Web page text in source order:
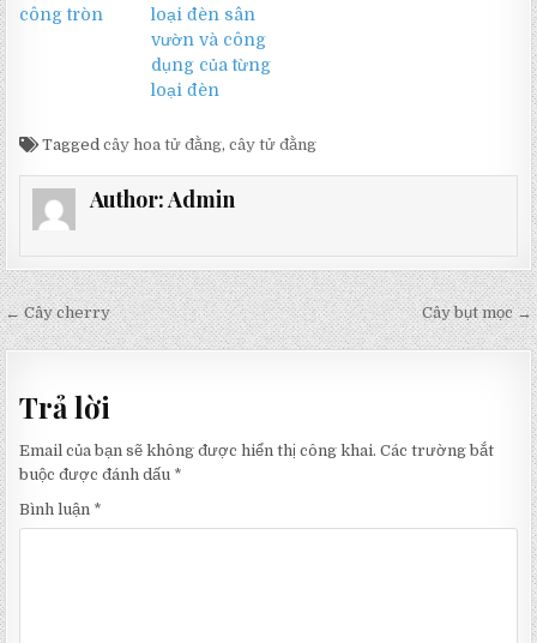
công tròn
loại đèn sân
vườn và công
dụng của từng
loại đèn
Taggedcây hoa tử đằng,cây tử đằng
Author:Admin
Điều
hướng
viết
Cây bụt mọc →
← Cây cherry
Trả lời
Email của bạn sẽ không được hiển thị công khai. Các trường bắt
buộc được đánh dấu *
Bình luận *